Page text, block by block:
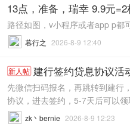
13点，准备，瑞幸 9.9元
路径如图，v小程序或者app p都
暮行之 2026-8-9 12:40
新人帖 建行签约贷息协议活
先微信扫码报名，再跳转到建行
协议，进去签约，5-7天后可以
zk丶bernie 2026-8-9 12:23